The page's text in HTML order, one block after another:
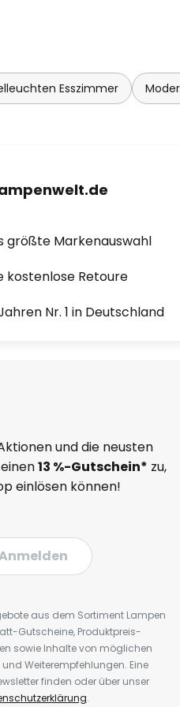
Esszimmer
größte Markenauswahl
kostenlose Retoure
Nr. 1 in Deutschland
und die neusten
13 %-Gutschein* zu,
einlösen können!
aus dem Sortiment Lampen
Gutscheine, Produktpreis-
sowie Inhalte von möglichen
Weiterempfehlungen. Eine
finden oder über unser
.